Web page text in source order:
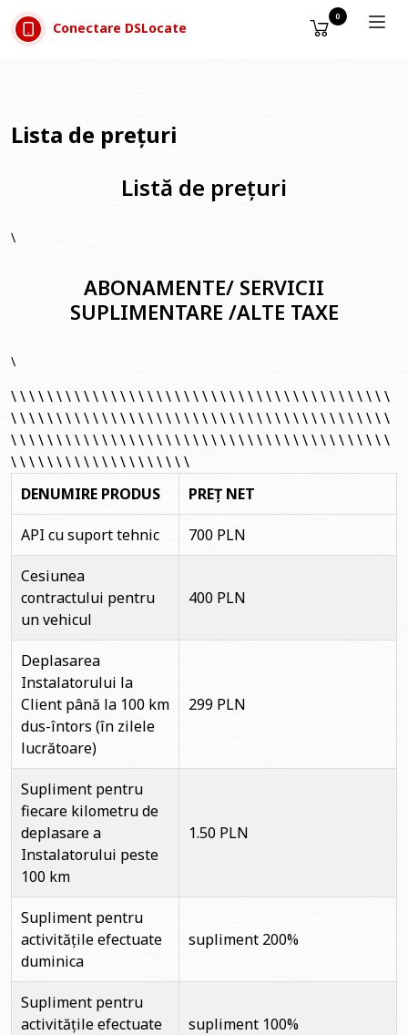
Sari la conținut
Conectare DSLocate
0
Lista de prețuri
Listă de prețuri
\
ABONAMENTE/ SERVICII
SUPLIMENTARE /ALTE TAXE
\
\ \ \ \ \ \ \ \ \ \ \ \ \ \ \ \ \ \ \ \ \ \ \ \ \ \ \ \ \ \ \ \ \ \ \ \ \ \ \ \ \ \
\ \ \ \ \ \ \ \ \ \ \ \ \ \ \ \ \ \ \ \ \ \ \ \ \ \ \ \ \ \ \ \ \ \ \ \ \ \ \ \ \ \
\ \ \ \ \ \ \ \ \ \ \ \ \ \ \ \ \ \ \ \ \ \ \ \ \ \ \ \ \ \ \ \ \ \ \ \ \ \ \ \ \ \
\ \ \ \ \ \ \ \ \ \ \ \ \ \ \ \ \ \ \ \
DENUMIRE PRODUS
PREȚ NET
API cu suport tehnic 700 PLN
Cesiunea
contractului pentru
un vehicul
400 PLN
Deplasarea
Instalatorului la
Client până la 100 km
dus-întors (în zilele
lucrătoare)
299 PLN
Supliment pentru
fiecare kilometru de
deplasare a
Instalatorului peste
100 km
1.50 PLN
Supliment pentru
activitățile efectuate
duminica
supliment 200%
Supliment pentru
activitățile efectuate
supliment 100%